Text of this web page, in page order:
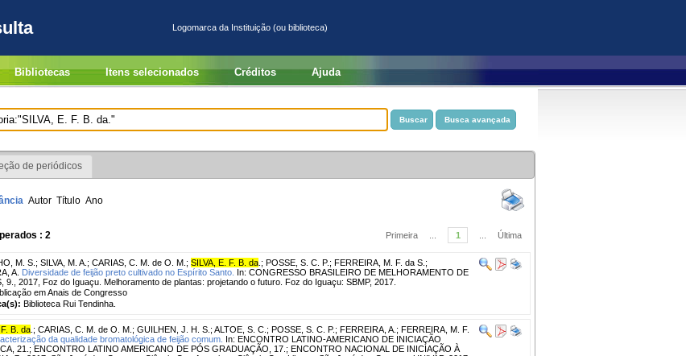
Logomarca da Instituição (ou biblioteca)
Bibliotecas Itens selecionados Créditos Ajuda
de periódicos
Autor Título Ano
: 2 Primeira 1 Última
M. S. ; SILVA, M. A. ; CARIAS, C. M. de O. M. ; SILVA, E. F. B. da ; POSSE, S. C. P. ; FERREIRA, M. F. da S. ;
A. Diversidade de feijão preto cultivado no Espírito Santo. In: CONGRESSO BRASILEIRO DE MELHORAMENTO DE
9., 2017, Foz do Iguaçu. Melhoramento de plantas: projetando o futuro. Foz do Iguaçu: SBMP, 2017.
em Anais de Congresso
Biblioteca Rui Tendinha.
B. da ; CARIAS, C. M. de O. M. ; GUILHEN, J. H. S. ; ALTOE, S. C. ; POSSE, S. C. P. ; FERREIRA, A. ; FERREIRA, M. F.
da qualidade bromatológica de feijão comum. In: ENCONTRO LATINO-AMERICANO DE INICIAÇÃO
21.; ENCONTRO LATINO AMERICANO DE PÓS GRADUAÇÃO, 17.; ENCONTRO NACIONAL DE INICIAÇÃO À